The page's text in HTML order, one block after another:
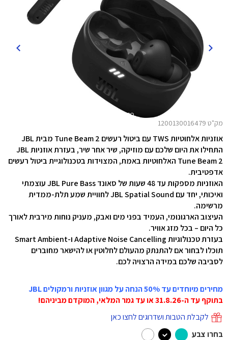
מק"ט 1200130016479
אוזניות אלחוטיות TWS עם ביטול רעשים Tune Beam 2 מבית JBL
התחילו את היום שלכם עם מוזיקה, שיר אחר שיר, בעזרת אוזניות JBL
Tune Beam 2 האלחוטיות באמת, המצוידות בטכנולוגיית ביטול רעשים
אדפטיבית.
האוזניות מספקות עד 48 שעות של סאונד JBL Pure Bass עוצמתי
ואיכותי, יחד עם JBL Spatial Sound לחוויית שמע תלת-ממדית
מרשימה.
העיצוב הארגונומי, העמיד בפני מים ואבק, מעניק נוחות מירבית לאורך
כל היום – בכל מזג אוויר.
בעזרת טכנולוגיות Adaptive Noise Cancelling ו-Smart Ambient
תוכלו לבחור אם להתנתק מהעולם לחלוטין או להישאר מחוברים
לסביבה שלכם במידה הרצויה לכם.
מחירים מיוחדים עד 50% הנחה על מגוון אוזניות ורמקולים JBL
בתוקף עד ה-31.8.26 או עד גמר המלאי, המוקדם מביניהם!
לקבלת הטבות ושדרוגים לחצו כאן
בחרו צבע